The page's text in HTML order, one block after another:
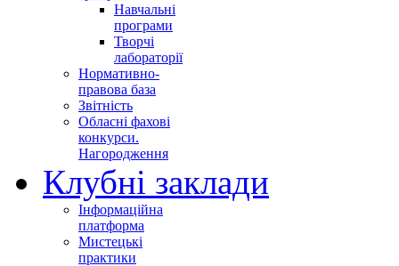
Навчальні
програми
Творчі
лабораторії
Нормативно-
правова база
Звітність
Обласні фахові
конкурси.
Нагородження
Клубні заклади
Інформаційна
платформа
Мистецькі
практики